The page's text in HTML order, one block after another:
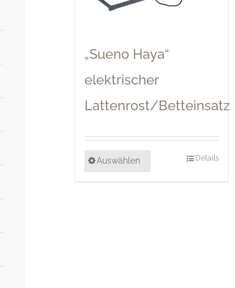
„Sueno Haya“
elektrischer
Lattenrost/Betteinsatz
Auswählen Details